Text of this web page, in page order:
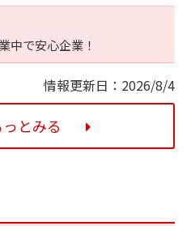
中で安心企業！
情報更新日：2026/8/4
とみる